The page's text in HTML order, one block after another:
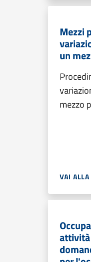
Mezzi
un
mezzo
VAI
attività